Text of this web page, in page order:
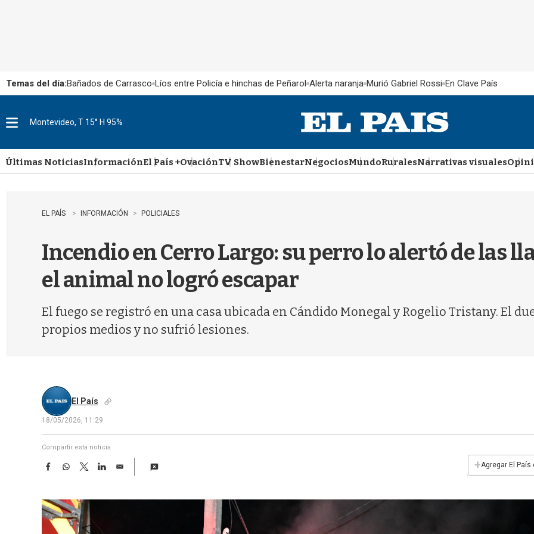
Temas del día:Bañados de Carrasco Líos entre Policía e hinchas de Peñarol Alerta naranja Murió Gabriel Rossi En Clave País
u
Montevideo, T 15° H 95%
Últimas NoticiasInformaciónEl País +OvaciónTV ShowBienestarNegociosMundoRuralesNarrativas visuales
EL PAÍS INFORMACIÓN POLICIALES
Incendio en Cerro Largo: su perro lo alertó de las
el animal no logró escapar
El fuego se registró en una casa ubicada en Cándido Monegal y Rogelio Tristany. El
propios medios y no sufrió lesiones.
El País
18/05/2026, 11:29
Compartir esta noticia
F
e
b
o
W
t
s
A
T
w
t
t
e
L
k
E
i
+Agregar El País